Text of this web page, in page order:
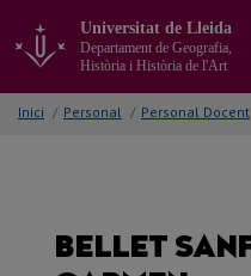
contingut
Universitat de Lleida
Departament de Geografia,
Història i Història de l'Art
Inici / Personal / Personal Docent